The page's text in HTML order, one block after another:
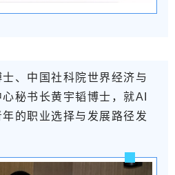
、中国社科院世界经济与
秘书长黄宇韬博士 ，就AI
的职业选择与发展路径发